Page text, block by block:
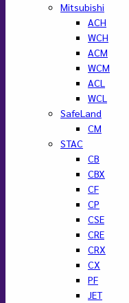
Mitsubishi
ACH
WCH
ACM
WCM
ACL
WCL
SafeLand
CM
STAC
CB
CBX
CF
CP
CSE
CRE
CRX
CX
PF
JET